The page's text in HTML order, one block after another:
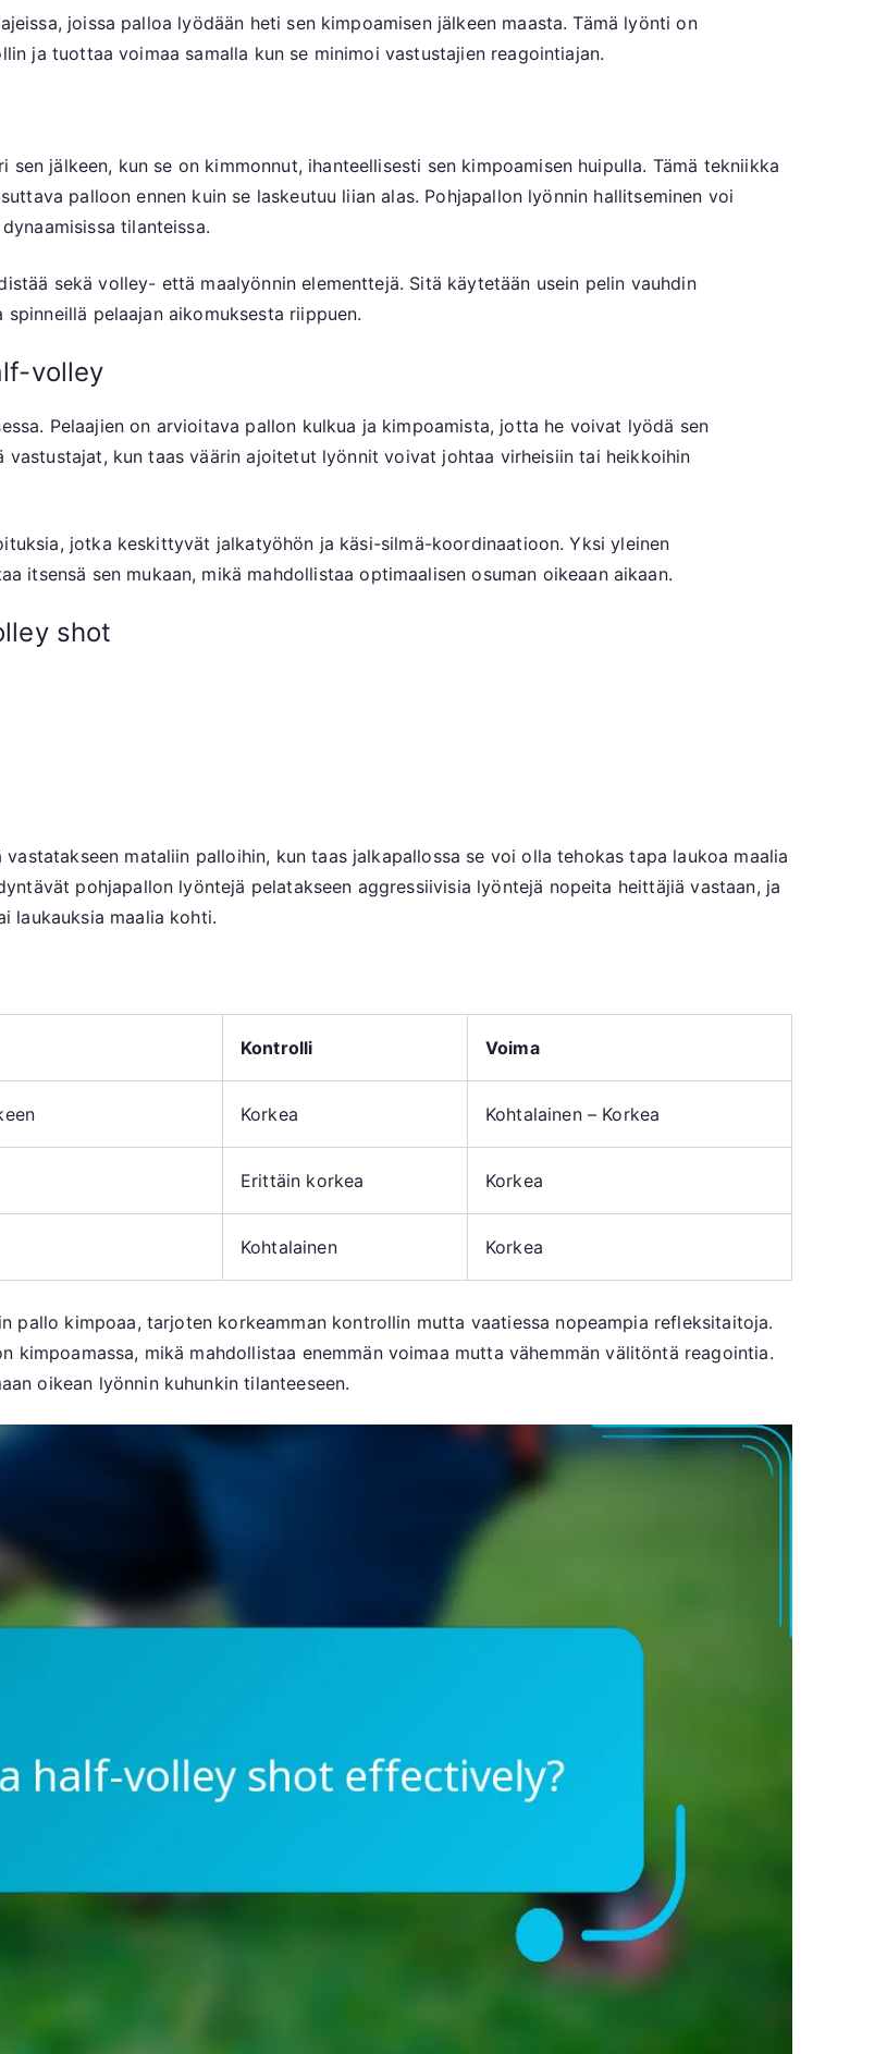
joissa palloa lyödään heti sen kimpoamisen jälkeen maasta. Tämä lyönti on
ja tuottaa voimaa samalla kun se minimoi vastustajien reagointiajan.
jälkeen, kun se on kimmonnut, ihanteellisesti sen kimpoamisen huipulla. Tämä tekniikka
palloon ennen kuin se laskeutuu liian alas. Pohjapallon lyönnin hallitseminen voi
tilanteissa.
sekä volley- että maalyönnin elementtejä. Sitä käytetään usein pelin vauhdin
pelaajan aikomuksesta riippuen.
volley
Pelaajien on arvioitava pallon kulkua ja kimpoamista, jotta he voivat lyödä sen
kun taas väärin ajoitetut lyönnit voivat johtaa virheisiin tai heikkoihin
jotka keskittyvät jalkatyöhön ja käsi-silmä-koordinaatioon. Yksi yleinen
itsensä sen mukaan, mikä mahdollistaa optimaalisen osuman oikeaan aikaan.
shot
mataliin palloihin, kun taas jalkapallossa se voi olla tehokas tapa laukoa maalia
pohjapallon lyöntejä pelatakseen aggressiivisia lyöntejä nopeita heittäjiä vastaan, ja
laukauksia maalia kohti.
Kontrolli Voima
Korkea Kohtalainen – Korkea
Erittäin korkea Korkea
Kohtalainen Korkea
pallo kimpoaa, tarjoten korkeamman kontrollin mutta vaatiessa nopeampia refleksitaitoja.
kimpoamassa, mikä mahdollistaa enemmän voimaa mutta vähemmän välitöntä reagointia.
oikean lyönnin kuhunkin tilanteeseen.